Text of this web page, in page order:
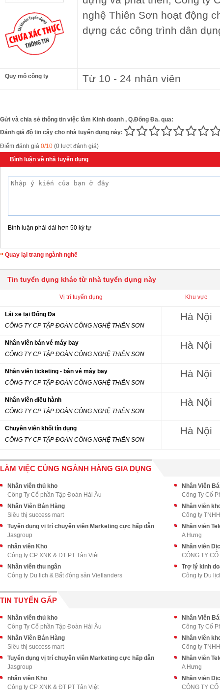
nghệ Thiên Sơn hoạt động
dựng các công trình dân
Quy mô công ty Từ 10 - 24 nhân viên
Gửi và chia sẻ thông tin việc làm Kinh doanh , Q.Đống Đa. qua:
Đánh giá độ tin cậy cho nhà tuyển dụng này:
Điểm đánh giá 0/10 (0 lượt đánh giá)
Bình luận về nhà tuyển dụng
Bình luận phải dài hơn 50 ký tự
Quay lại trang ngành nghề
Tin tuyển dụng khác từ nhà tuyển dụng này
Vị trí tuyển dụng Khu vực
Lái xe tại Đống Đa
CÔNG TY CP TẬP ĐOÀN CÔNG NGHỆ THIÊN SƠN
Hà Nội
Nhân viên bán vé máy bay
CÔNG TY CP TẬP ĐOÀN CÔNG NGHỆ THIÊN SƠN
Hà Nội
Nhân viên ticketing - bán vé máy bay
CÔNG TY CP TẬP ĐOÀN CÔNG NGHỆ THIÊN SƠN
Hà Nội
Nhân viên điều hành
CÔNG TY CP TẬP ĐOÀN CÔNG NGHỆ THIÊN SƠN
Hà Nội
Chuyên viên khối tín dụng
CÔNG TY CP TẬP ĐOÀN CÔNG NGHỆ THIÊN SƠN
Hà Nội
LÀM VIỆC CÙNG NGÀNH HÀNG GIA DỤNG
Nhân viên thủ kho
Công Ty Cổ phần Tập Đoàn Hải Âu
Nhân Viên
Công Ty Cổ
Nhân Viên Bán Hàng
Siêu thị success mart
Nhân viên
Công ty
Tuyển dụng vị trí chuyên viên Marketing cực hấp dẫn
Jasgroup
Nhân viên
A Hưng
nhân viên Kho
Công ty CP XNK & ĐT PT Tân Việt
Nhân viên
CÔNG TY
Nhân viên thu ngân
Công ty Du lịch & Bất động sản Vietlanders
Trợ lý kinh
Công ty Du
TIN TUYỂN GẤP
Nhân viên thủ kho
Công Ty Cổ phần Tập Đoàn Hải Âu
Nhân Viên
Công Ty Cổ
Nhân Viên Bán Hàng
Siêu thị success mart
Nhân viên
Công ty
Tuyển dụng vị trí chuyên viên Marketing cực hấp dẫn
Jasgroup
Nhân viên
A Hưng
nhân viên Kho
Công ty CP XNK & ĐT PT Tân Việt
Nhân viên
CÔNG TY